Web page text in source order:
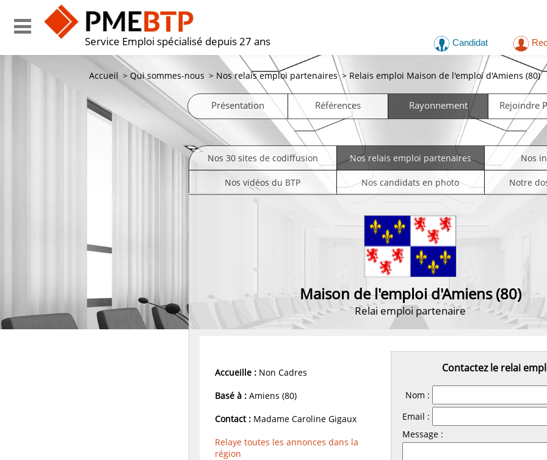
Service Emploi spécialisé depuis 27 ans Candidat
Accueil > Qui sommes-nous > Nos relais emploi partenaires > Relais emploi Maison de l'emploi d'Amiens (80)
Présentation Références Rayonnement Rejoindre
Nos 30 sites de codiffusion Nos relais emploi partenaires Nos
Nos vidéos du BTP Nos candidats en photo Notre
Maison de l'emploi d'Amiens (80)
Relai emploi partenaire
Accueille : Non Cadres
Basé à : Amiens (80)
Contact : Madame Caroline Gigaux
Relaye toutes les annonces dans la
région
Contactez le relai
Nom :
Email :
Message :